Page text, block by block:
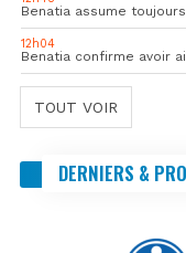
Benatia assume
12h04
Benatia confirme avoir
TOUT VOIR
DERNIERS &